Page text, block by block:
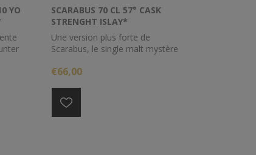
YO
des
Il
il
SCARABUS 70 CL 57° CASK
STRENGHT ISLAY*
Une version plus forte de
Scarabus, le single malt mystère
bouteille offre le même
de fumée que la version
standard, mais avec plus de
texture et de corps. Embouteillé
€66,00